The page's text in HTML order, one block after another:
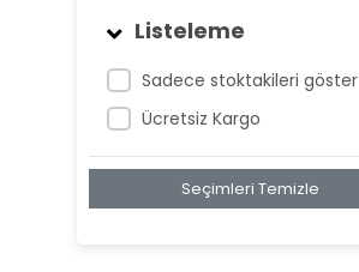
Atnis
Belan
Belay
Birta
Listeleme
Sadece stoktakileri göster
Ücretsiz Kargo
Seçimleri Temizle